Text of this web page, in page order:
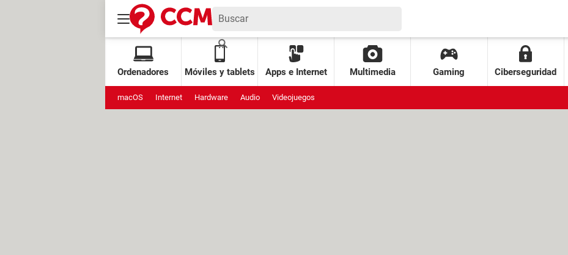
Ordenadores Móviles y tablets Apps e Internet Multimedia Gaming Ciberseguridad
macOS Internet Hardware Audio Videojuegos